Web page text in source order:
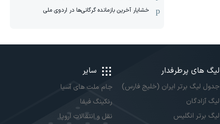
خشایار آخرین بازمانده گرگانی‌ها در اردوی ملی
لیگ های پرطرفدار
جدول لیگ برتر ایران (خلیج فارس)
لیگ آزادگان
لیگ برتر انگلیس
سایر
جام ملت های آسیا
رنکینگ فیفا
نقل و انتقالات اروپا